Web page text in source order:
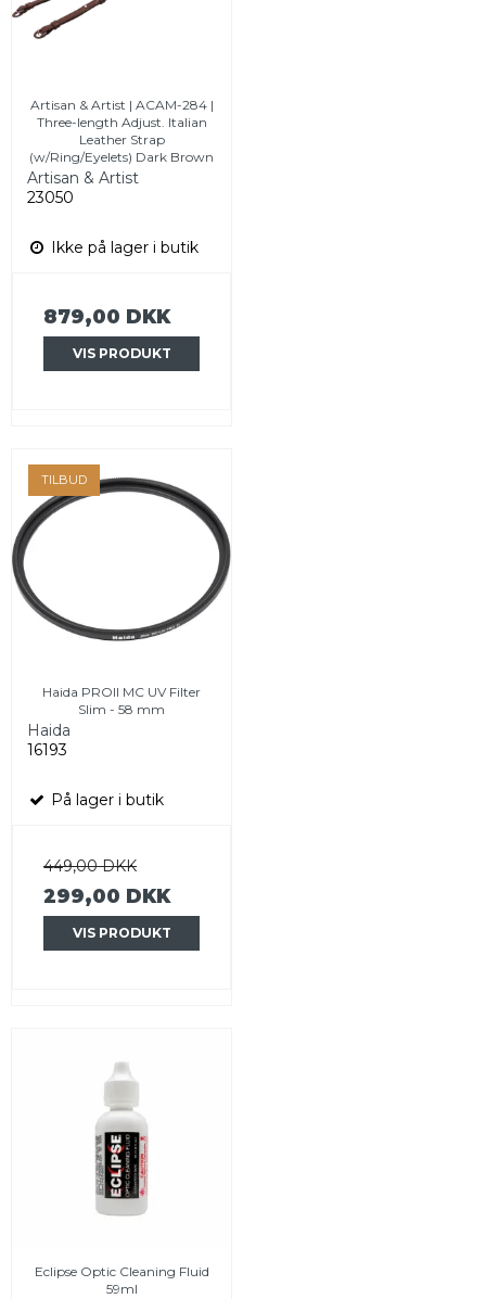
Artisan & Artist | ACAM-284 |
Three-length Adjust. Italian
Leather Strap
(w/Ring/Eyelets) Dark Brown
Artisan & Artist
23050
Ikke på lager i butik
879,00 DKK
VIS PRODUKT
TILBUD
Haida PROII MC UV Filter
Slim - 58 mm
Haida
16193
På lager i butik
449,00 DKK
299,00 DKK
VIS PRODUKT
Eclipse Optic Cleaning Fluid
59ml